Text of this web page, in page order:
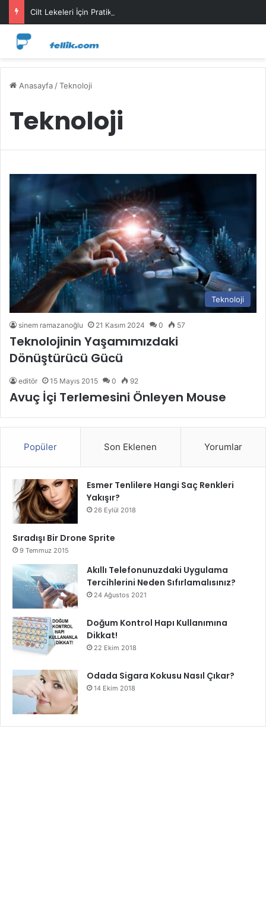
Cilt Lekeleri İçin Pratik Maske Önerileri
Anasayfa /Teknoloji
Teknoloji
Teknoloji
sinem ramazanoğlu 21 Kasım 2024 0 57
Teknolojinin Yaşamımızdaki
Dönüştürücü Gücü
editör 15 Mayıs 2015 0 92
Avuç İçi Terlemesini Önleyen Mouse
Popüler Son Eklenen Yorumlar
Esmer Tenlilere Hangi Saç Renkleri
Yakışır?
26 Eylül 2018
Sıradışı Bir Drone Sprite
9 Temmuz 2015
Akıllı Telefonunuzdaki Uygulama
Tercihlerini Neden Sıfırlamalısınız?
24 Ağustos 2021
Doğum Kontrol Hapı Kullanımına
Dikkat!
22 Ekim 2018
Odada Sigara Kokusu Nasıl Çıkar?
14 Ekim 2018